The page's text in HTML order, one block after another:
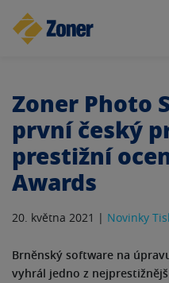
Zoner Photo
první český
prestižní
Awards
20. května 2021 | Novinky
Brněnský software na
vyhrál jedno z